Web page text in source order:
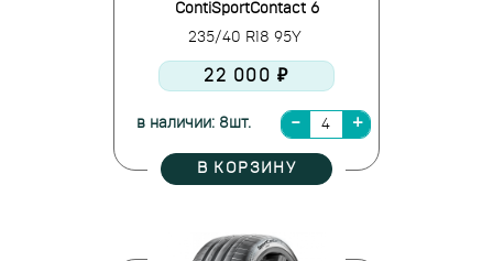
ContiSportContact 6
235/40 R18 95Y
22 000 ₽
в наличии: 8шт.
В КОРЗИНУ